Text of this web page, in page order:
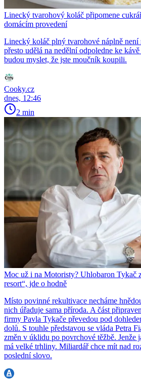
Linecký tvarohový koláč připomene
domácím provedení
Linecký koláč plný tvarohové náplně není
přesto udělá na nedělní odpoledne ke
budou myslet, že jste moučník koupili.
Cooky.cz
dnes, 12:46
2 min
Moc už i na Motoristy? Uhlobaron Tykač
resort“, jde o hodně
Místo povinné rekultivace necháme
nich úřaduje sama příroda. A část
firmy Pavla Tykače převedou pod
dolů. S touhle představou se vláda Petra
změn v úklidu po povrchové těžbě. Jenže
má velké trhliny. Miliardář chce mít nad
poslední slovo.